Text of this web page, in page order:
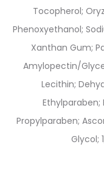
Tocopherol;
Phenoxyethanol;
Xanthan Gum;
Amylopectin/
Lecithin;
Propylparaben;
Glycol;